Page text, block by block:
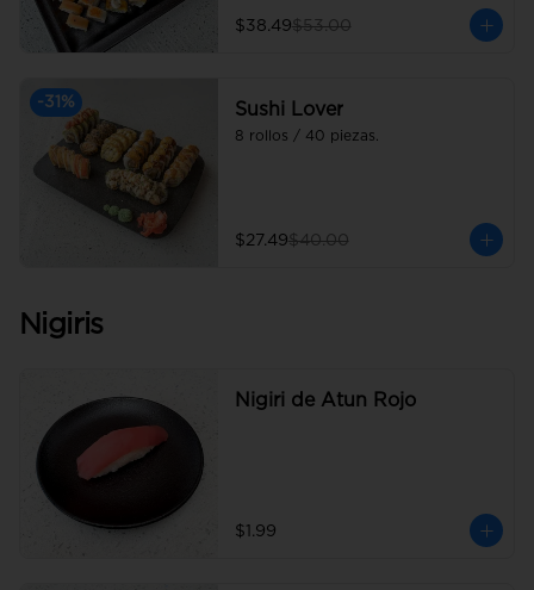
$38.49$53.00
-31 % Sushi Lover
8 rollos / 40 piezas.
$27.49$40.00
Nigiris
Nigiri de Atun Rojo
$1.99